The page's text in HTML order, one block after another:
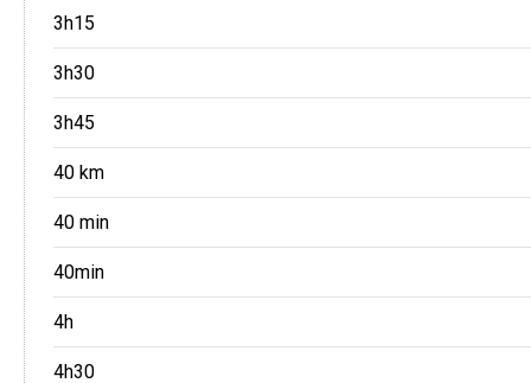
3h15
3h30
3h45
40 km
40 min
40min
4h
4h30